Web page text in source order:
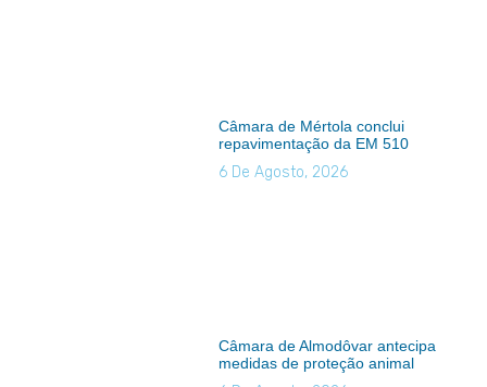
Câmara de Mértola conclui
repavimentação da EM 510
6 De Agosto, 2026
Câmara de Almodôvar antecipa
medidas de proteção animal